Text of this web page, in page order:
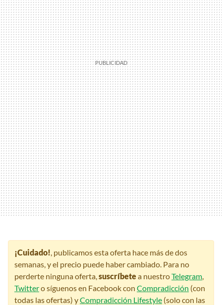
¡Cuidado!, publicamos esta oferta hace más de dos
semanas, y el precio puede haber cambiado. Para no
perderte ninguna oferta,suscríbetea nuestroTelegram,
Twittero síguenos en Facebook con Compradicción (con
todas las ofertas) yCompradicción Lifestyle (solo con las